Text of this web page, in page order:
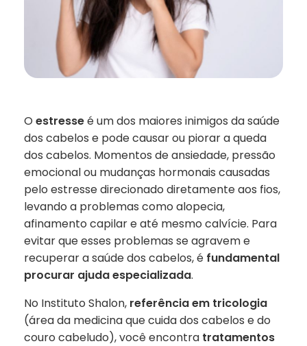
O estresseé um dos maiores inimigos da saúde
dos cabelos e pode causar ou piorar a queda
dos cabelos. Momentos de ansiedade, pressão
emocional ou mudanças hormonais causadas
pelo estresse direcionado diretamente aos fios,
levando a problemas como alopecia,
afinamento capilar e até mesmo calvície. Para
evitar que esses problemas se agravem e
recuperar a saúde dos cabelos, é fundamental
procurar ajuda especializada.
No Instituto Shalon, referência em tricologia
(área da medicina que cuida dos cabelos e do
couro cabeludo), você encontra tratamentos